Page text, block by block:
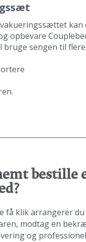
kan
opbevare
bruge sengen til
bestille
få klik arrangerer du
modtag en
og